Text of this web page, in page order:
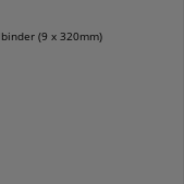
(9 x 320mm)